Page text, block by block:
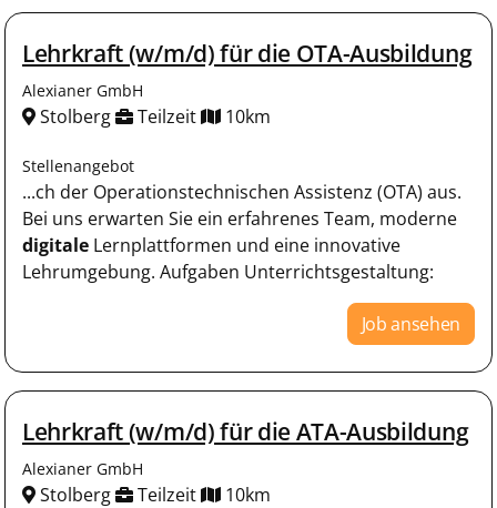
Lehrkraft (w/m/d) für die OTA-Ausbildung
Alexianer GmbH
Stolberg Teilzeit 10km
Stellenangebot
...ch der Operationstechnischen Assistenz (OTA) aus.
Bei uns erwarten Sie ein erfahrenes Team, moderne
digitale Lernplattformen und eine innovative
Lehrumgebung. Aufgaben Unterrichtsgestaltung:
Job ansehen
Lehrkraft (w/m/d) für die ATA-Ausbildung
Alexianer GmbH
Stolberg Teilzeit 10km